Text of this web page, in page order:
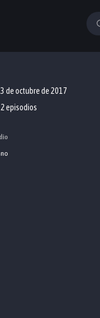
de octubre de 2017
episodios